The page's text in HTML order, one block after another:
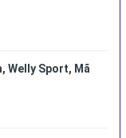
Welly Sport, Mã